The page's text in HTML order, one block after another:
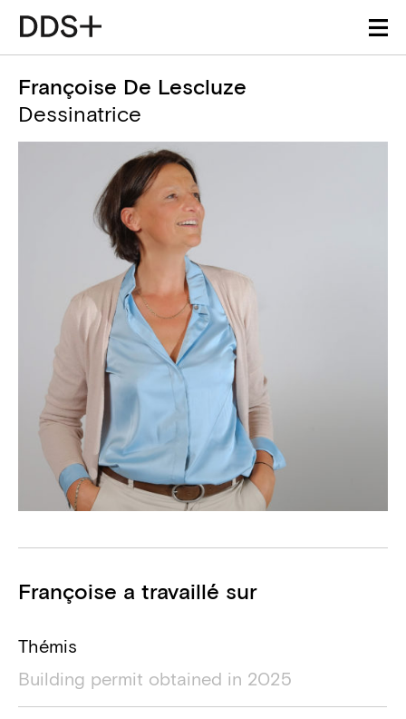
Françoise De Lescluze
Dessinatrice
Projets
Françoise a travaillé sur
Thémis
Building permit obtained in 2025